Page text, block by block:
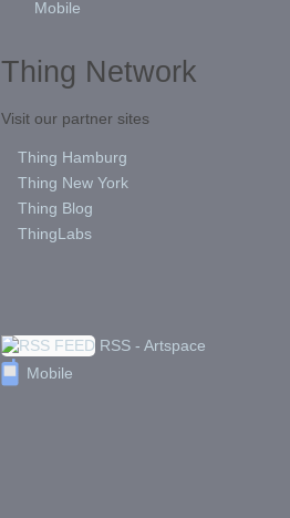
Mobile
Thing Network
Visit our partner sites
Thing Hamburg
Thing New York
Thing Blog
ThingLabs
RSS - Artspace
Mobile